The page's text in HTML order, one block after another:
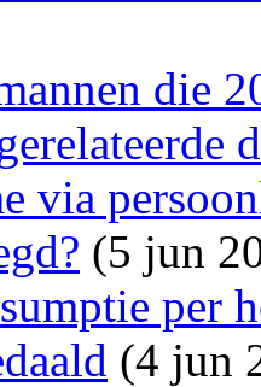
die
via
(5 jun
per
(4 jun